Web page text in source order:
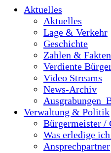
Aktuelles
Aktuelles
Lage & Verkehr
Geschichte
Zahlen & Fakten
Verdiente
Video Streams
News-Archiv
Verwaltung & Politik
Bürgermeister /
Was erledige
Ansprechpartner